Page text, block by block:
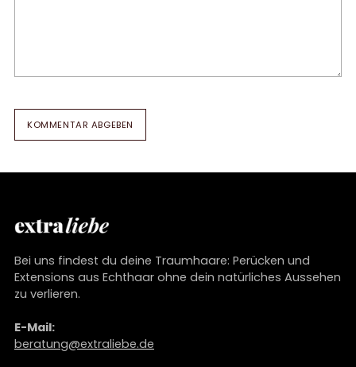
KOMMENTAR ABGEBEN
Bei uns findest du deine Traumhaare: Perücken und
Extensions aus Echthaar ohne dein natürliches Aussehen
zu verlieren.
E-Mail:
beratung@extraliebe.de